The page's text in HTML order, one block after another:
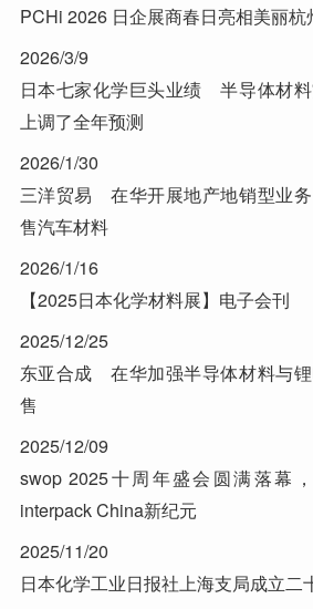
PCHi 2026 日企展商春日亮相美丽杭
2026/3/9
日本七家化学巨头业绩 半导体材
上调了全年预测
2026/1/30
三洋贸易 在华开展地产地销型业
售汽车材料
2026/1/16
【2025日本化学材料展】电子会刊
2025/12/25
东亚合成 在华加强半导体材料与
售
2025/12/09
swop 2025十周年盛会圆满落幕
interpack China新纪元
2025/11/20
日本化学工业日报社上海支局成立二